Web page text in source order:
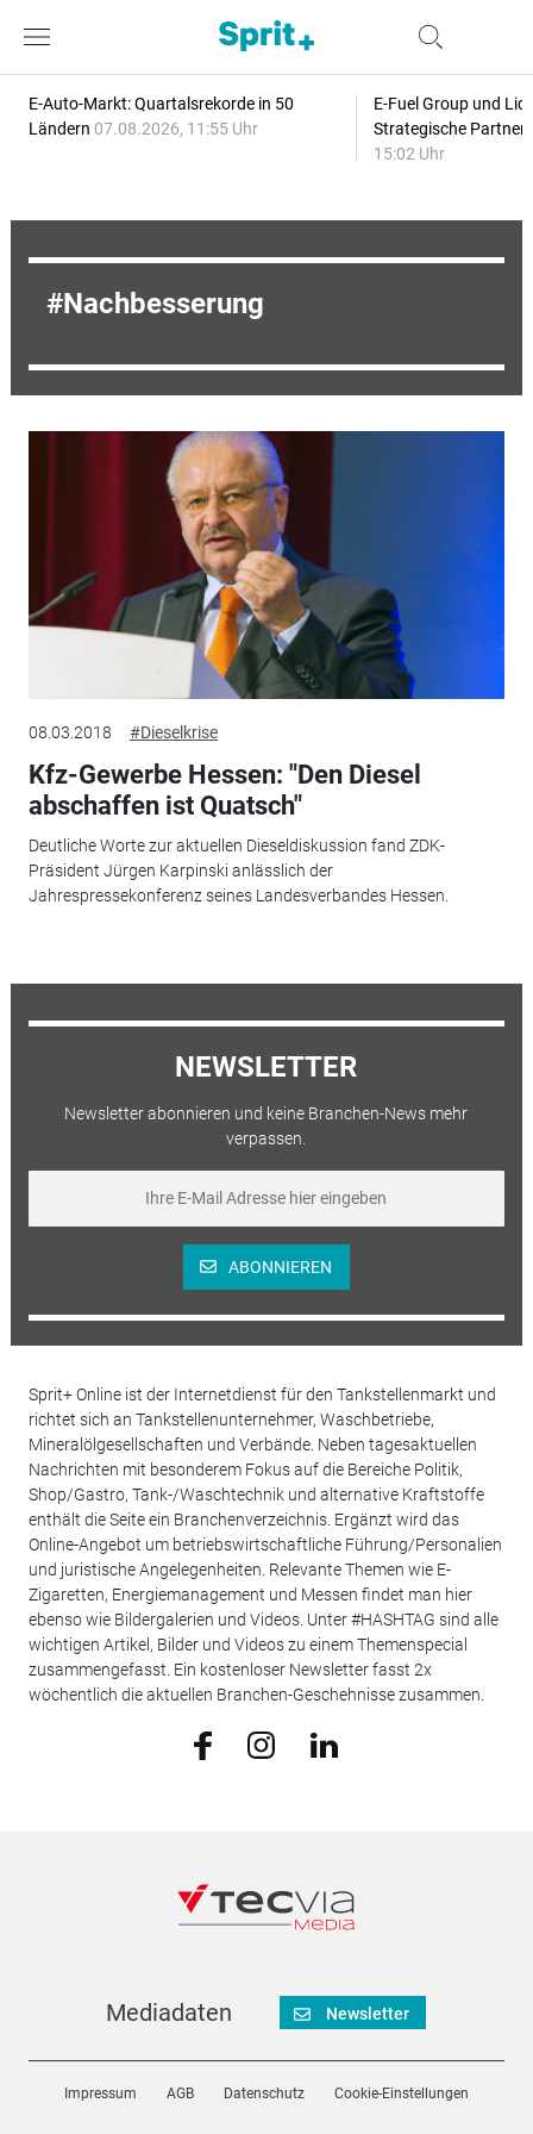
E-Auto-Markt: Quartalsrekorde in 50
Ländern 07.08.2026, 11:55 Uhr
E-Fuel Group und
Strategische
15:02 Uhr
Nachbesserung
08.03.2018 #Dieselkrise
Kfz-Gewerbe Hessen: "Den Diesel
abschaffen ist Quatsch"
Deutliche Worte zur aktuellen Dieseldiskussion fand ZDK-
Präsident Jürgen Karpinski anlässlich der
Jahrespressekonferenz seines Landesverbandes Hessen.
NEWSLETTER
Newsletter abonnieren und keine Branchen-News mehr
verpassen.
ABONNIEREN
Sprit+ Online ist der Internetdienst für den Tankstellenmarkt und
richtet sich an Tankstellenunternehmer, Waschbetriebe,
Mineralölgesellschaften und Verbände. Neben tagesaktuellen
Nachrichten mit besonderem Fokus auf die Bereiche Politik,
Shop/Gastro, Tank-/Waschtechnik und alternative Kraftstoffe
enthält die Seite ein Branchenverzeichnis. Ergänzt wird das
Online-Angebot um betriebswirtschaftliche Führung/Personalien
und juristische Angelegenheiten. Relevante Themen wie E-
Zigaretten, Energiemanagement und Messen findet man hier
ebenso wie Bildergalerien und Videos. Unter #HASHTAG sind alle
wichtigen Artikel, Bilder und Videos zu einem Themenspecial
zusammengefasst. Ein kostenloser Newsletter fasst 2x
wöchentlich die aktuellen Branchen-Geschehnisse zusammen.
Mediadaten Newsletter
Impressum AGB Datenschutz Cookie-Einstellungen